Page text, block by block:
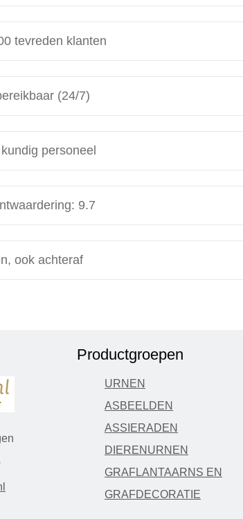
tevreden klanten
(24/7)
personeel
9.7
ook achteraf
Productgroepen
URNEN
ASBEELDEN
ASSIERADEN
DIERENURNEN
GRAFLANTAARNS EN
GRAFDECORATIE